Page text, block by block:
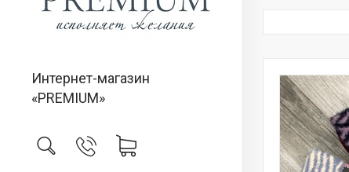
Интернет-магазин
«PREMIUM»